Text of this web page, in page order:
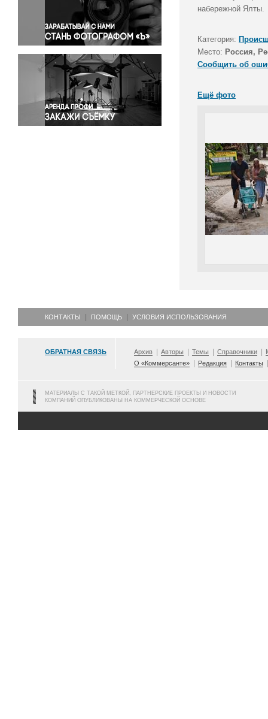
Правосудие
Происшествия и конфликты
Религия
Светская жизнь
Спорт
Экология
Экономика и бизнес
набережной Ялты.
Категория:
Место: Россия,
Сообщить об
Ещё фото
КОНТАКТЫ ПОМОЩЬ УСЛОВИЯ ИСПОЛЬЗОВАНИЯ
ОБРАТНАЯ СВЯЗЬ Архив Авторы Темы Справочники
О «Коммерсанте»
Редакция Контакты
МАТЕРИАЛЫ С ТАКОЙ МЕТКОЙ, ПАРТНЕРСКИЕ ПРОЕКТЫ И НОВОСТИ
КОМПАНИЙ ОПУБЛИКОВАНЫ НА КОММЕРЧЕСКОЙ ОСНОВЕ